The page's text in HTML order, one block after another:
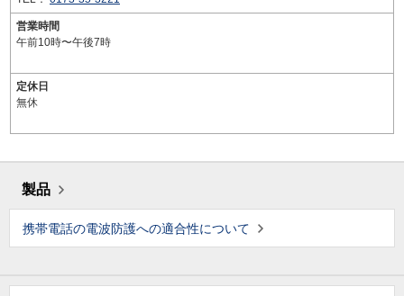
営業時間
午前10時〜午後7時
定休日
無休
製品
携帯電話の電波防護への適合性について